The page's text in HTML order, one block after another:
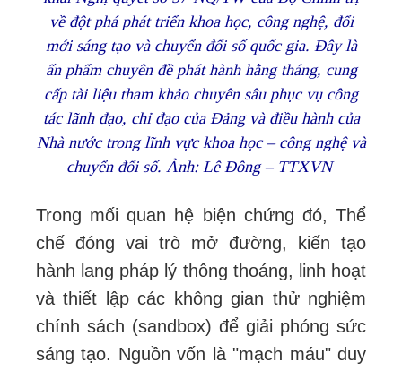
về đột phá phát triển khoa học, công nghệ, đổi
mới sáng tạo và chuyển đổi số quốc gia. Đây là
ấn phẩm chuyên đề phát hành hằng tháng, cung
cấp tài liệu tham khảo chuyên sâu phục vụ công
tác lãnh đạo, chỉ đạo của Đảng và điều hành của
Nhà nước trong lĩnh vực khoa học – công nghệ và
chuyển đổi số. Ảnh: Lê Đông – TTXVN
Trong mối quan hệ biện chứng đó, Thể
chế đóng vai trò mở đường, kiến tạo
hành lang pháp lý thông thoáng, linh hoạt
và thiết lập các không gian thử nghiệm
chính sách (sandbox) để giải phóng sức
sáng tạo. Nguồn vốn là "mạch máu" duy